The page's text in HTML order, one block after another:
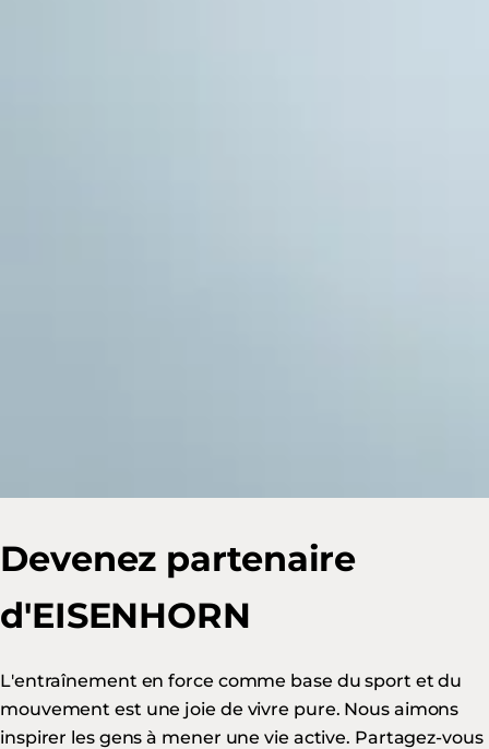
Devenez partenaire
d'EISENHORN
L'entraînement en force comme base du sport et du
mouvement est une joie de vivre pure. Nous aimons
inspirer les gens à mener une vie active. Partagez-vous